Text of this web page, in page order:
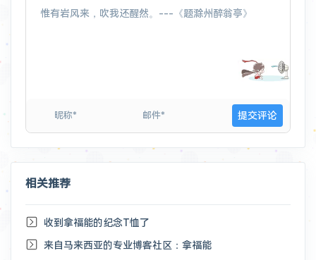
相关推荐
收到拿福能的纪念T恤了
来自马来西亚的专业博客社区：拿福能